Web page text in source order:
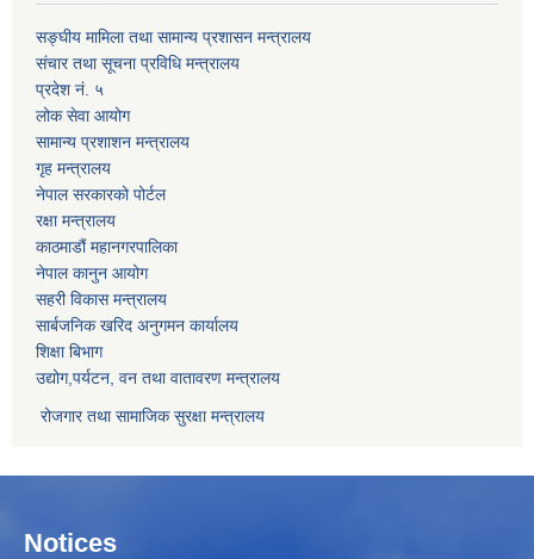
सङ्घीय मामिला तथा सामान्य प्रशासन मन्त्रालय
संचार तथा सूचना प्रविधि मन्त्रालय
प्रदेश नं. ५
लोक सेवा आयोग
सामान्य प्रशाशन मन्त्रालय
गृह मन्त्रालय
नेपाल सरकारको पोर्टल
रक्षा मन्त्रालय
काठमाडौं महानगरपालिका
नेपाल कानुन आयोग
सहरी विकास मन्त्रालय
सार्बजनिक खरिद अनुगमन कार्यालय
शिक्षा बिभाग
उद्योग,पर्यटन, वन तथा वातावरण मन्त्रालय
रोजगार तथा सामाजिक सुरक्षा मन्त्रालय
Notices